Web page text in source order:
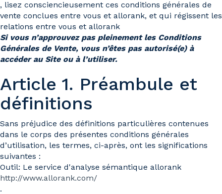
, lisez consciencieusement ces conditions générales de
vente conclues entre vous et allorank, et qui régissent les
relations entre vous et allorank
Si vous n’approuvez pas pleinement les Conditions
Générales de Vente, vous n’êtes pas autorisé(e) à
accéder au Site ou à l’utiliser.
Article 1. Préambule et
définitions
Sans préjudice des définitions particulières contenues
dans le corps des présentes conditions générales
d’utilisation, les termes, ci-après, ont les significations
suivantes :
Outil: Le service d'analyse sémantique allorank
http://www.allorank.com/
.